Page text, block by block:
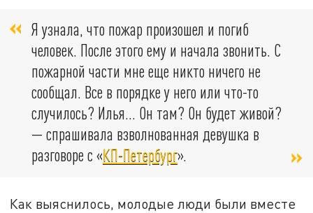
Я узнала, что пожар произошел и погиб
человек. После этого ему и начала звонить. С
пожарной части мне еще никто ничего не
сообщал. Все в порядке у него или что-то
случилось? Илья... Он там? Он будет живой?
— спрашивала взволнованная девушка в
разговоре с «КП-Петербург».
Как выяснилось, молодые люди были вместе